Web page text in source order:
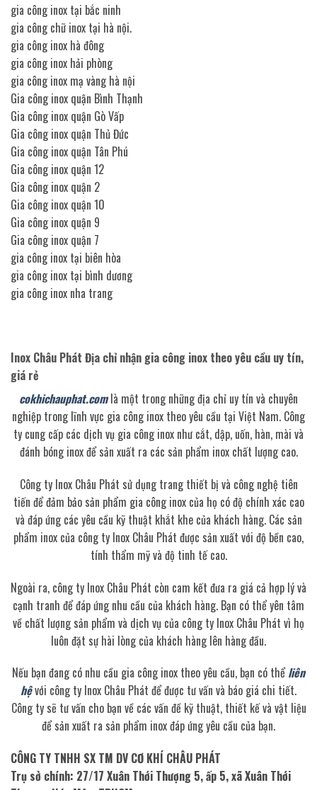
gia công inox tại bắc ninh
gia công chữ inox tại hà nội.
gia công inox hà đông
gia công inox hải phòng
gia công inox mạ vàng hà nội
Gia công inox quận Bình Thạnh
Gia công inox quận Gò Vấp
Gia công inox quận Thủ Đức
Gia công inox quận Tân Phú
Gia công inox quận 12
Gia công inox quận 2
Gia công inox quận 10
Gia công inox quận 9
Gia công inox quận 7
gia công inox tại biên hòa
gia công inox tại bình dương
gia công inox nha trang
Inox Châu Phát Địa chỉ nhận gia công inox theo yêu cầu uy tín,
giá rẻ
cokhichauphat.comlà một trong những địa chỉ uy tín và chuyên
nghiệp trong lĩnh vực gia công inox theo yêu cầu tại Việt Nam. Công
ty cung cấp các dịch vụ gia công inox như cắt, dập, uốn, hàn, mài và
đánh bóng inox để sản xuất ra các sản phẩm inox chất lượng cao.
Công ty Inox Châu Phát sử dụng trang thiết bị và công nghệ tiên
tiến để đảm bảo sản phẩm gia công inox của họ có độ chính xác cao
và đáp ứng các yêu cầu kỹ thuật khắt khe của khách hàng. Các sản
phẩm inox của công ty Inox Châu Phát được sản xuất với độ bền cao,
tính thẩm mỹ và độ tinh tế cao.
Ngoài ra, công ty Inox Châu Phát còn cam kết đưa ra giá cả hợp lý và
cạnh tranh để đáp ứng nhu cầu của khách hàng. Bạn có thể yên tâm
về chất lượng sản phẩm và dịch vụ của công ty Inox Châu Phát vì họ
luôn đặt sự hài lòng của khách hàng lên hàng đầu.
Nếu bạn đang có nhu cầu gia công inox theo yêu cầu, bạn có thểliên
hệvới công ty Inox Châu Phát để được tư vấn và báo giá chi tiết.
Công ty sẽ tư vấn cho bạn về các vấn đề kỹ thuật, thiết kế và vật liệu
để sản xuất ra sản phẩm inox đáp ứng yêu cầu của bạn.
CÔNG TY TNHH SX TM DV CƠ KHÍ CHÂU PHÁT
Trụ sở chính: 27/17 Xuân Thới Thượng 5, ấp 5, xã Xuân Thới